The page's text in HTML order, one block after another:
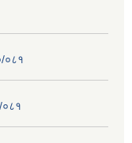
०८१
०८१